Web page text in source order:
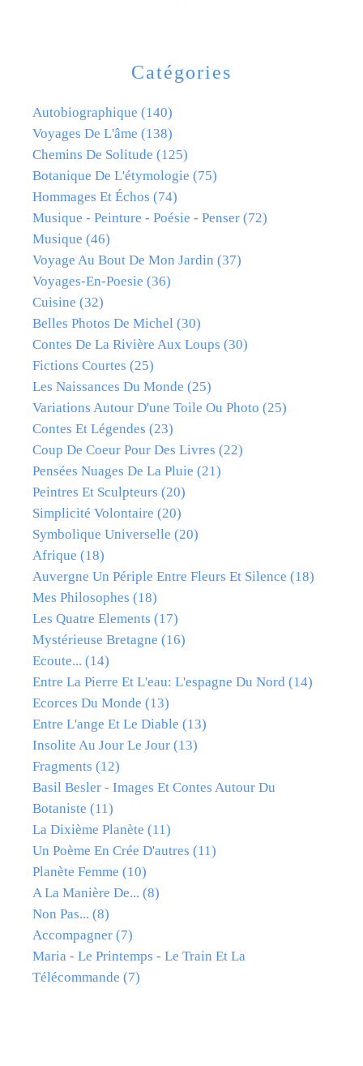
Catégories
Autobiographique (140)
Voyages De L'âme (138)
Chemins De Solitude (125)
Botanique De L'étymologie (75)
Hommages Et Échos (74)
Musique - Peinture - Poésie - Penser (72)
Musique (46)
Voyage Au Bout De Mon Jardin (37)
Voyages-En-Poesie (36)
Cuisine (32)
Belles Photos De Michel (30)
Contes De La Rivière Aux Loups (30)
Fictions Courtes (25)
Les Naissances Du Monde (25)
Variations Autour D'une Toile Ou Photo (25)
Contes Et Légendes (23)
Coup De Coeur Pour Des Livres (22)
Pensées Nuages De La Pluie (21)
Peintres Et Sculpteurs (20)
Simplicité Volontaire (20)
Symbolique Universelle (20)
Afrique (18)
Auvergne Un Périple Entre Fleurs Et Silence (18)
Mes Philosophes (18)
Les Quatre Elements (17)
Mystérieuse Bretagne (16)
Ecoute... (14)
Entre La Pierre Et L'eau: L'espagne Du Nord (14)
Ecorces Du Monde (13)
Entre L'ange Et Le Diable (13)
Insolite Au Jour Le Jour (13)
Fragments (12)
Basil Besler - Images Et Contes Autour Du
Botaniste (11)
La Dixième Planète (11)
Un Poème En Crée D'autres (11)
Planète Femme (10)
A La Manière De... (8)
Non Pas... (8)
Accompagner (7)
Maria - Le Printemps - Le Train Et La
Télécommande (7)